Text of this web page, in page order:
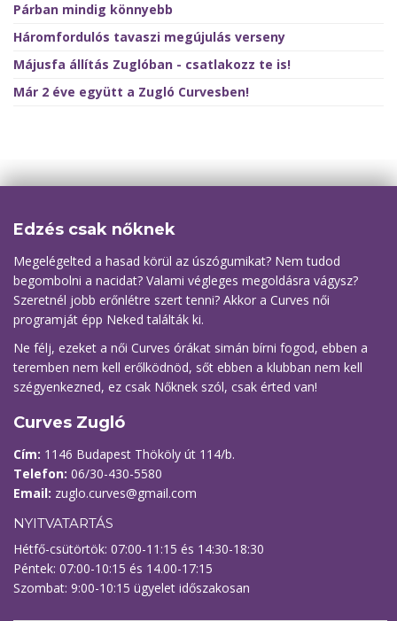
Párban mindig könnyebb
Háromfordulós tavaszi megújulás verseny
Májusfa állítás Zuglóban - csatlakozz te is!
Már 2 éve együtt a Zugló Curvesben!
Edzés csak nőknek
Megelégelted a hasad körül az úszógumikat? Nem tudod
begombolni a nacidat? Valami végleges megoldásra vágysz?
Szeretnél jobb erőnlétre szert tenni? Akkor a Curves női
programját épp Neked találták ki.
Ne félj, ezeket a női Curves órákat simán bírni fogod, ebben a
teremben nem kell erőlködnöd, sőt ebben a klubban nem kell
szégyenkezned, ez csak Nőknek szól, csak érted van!
Curves Zugló
Cím: 1146 Budapest Thököly út 114/b.
Telefon: 06/30-430-5580
Email: zuglo.curves@gmail.com
NYITVATARTÁS
Hétfő-csütörtök: 07:00-11:15 és 14:30-18:30
Péntek: 07:00-10:15 és 14.00-17:15
Szombat: 9:00-10:15 ügyelet időszakosan